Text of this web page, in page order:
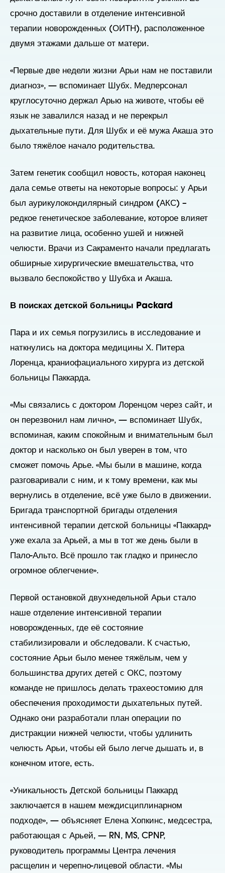
срочно доставили в отделение интенсивной
терапии новорожденных (ОИТН), расположенное
двумя этажами дальше от матери.
«Первые две недели жизни Арьи нам не поставили
диагноз», — вспоминает Шубх. Медперсонал
круглосуточно держал Арью на животе, чтобы её
язык не завалился назад и не перекрыл
дыхательные пути. Для Шубх и её мужа Акаша это
было тяжёлое начало родительства.
Затем генетик сообщил новость, которая наконец
дала семье ответы на некоторые вопросы: у Арьи
был аурикулокондилярный синдром (АКС) –
редкое генетическое заболевание, которое влияет
на развитие лица, особенно ушей и нижней
челюсти. Врачи из Сакраменто начали предлагать
обширные хирургические вмешательства, что
вызвало беспокойство у Шубха и Акаша.
В поисках детской больницы Packard
Пара и их семья погрузились в исследование и
наткнулись на доктора медицины Х. Питера
Лоренца, краниофациального хирурга из детской
больницы Паккарда.
«Мы связались с доктором Лоренцом через сайт, и
он перезвонил нам лично», — вспоминает Шубх,
вспоминая, каким спокойным и внимательным был
доктор и насколько он был уверен в том, что
сможет помочь Арье. «Мы были в машине, когда
разговаривали с ним, и к тому времени, как мы
вернулись в отделение, всё уже было в движении.
Бригада транспортной бригады отделения
интенсивной терапии детской больницы «Паккард»
уже ехала за Арьей, а мы в тот же день были в
Пало-Альто. Всё прошло так гладко и принесло
огромное облегчение».
Первой остановкой двухнедельной Арьи стало
наше отделение интенсивной терапии
новорожденных, где её состояние
стабилизировали и обследовали. К счастью,
состояние Арьи было менее тяжёлым, чем у
большинства других детей с ОКС, поэтому
команде не пришлось делать трахеостомию для
обеспечения проходимости дыхательных путей.
Однако они разработали план операции по
дистракции нижней челюсти, чтобы удлинить
челюсть Арьи, чтобы ей было легче дышать и, в
конечном итоге, есть.
«Уникальность Детской больницы Паккард
заключается в нашем междисциплинарном
подходе», — объясняет Елена Хопкинс, медсестра,
работающая с Арьей, — RN, MS, CPNP,
руководитель программы Центра лечения
расщелин и черепно-лицевой области. «Мы